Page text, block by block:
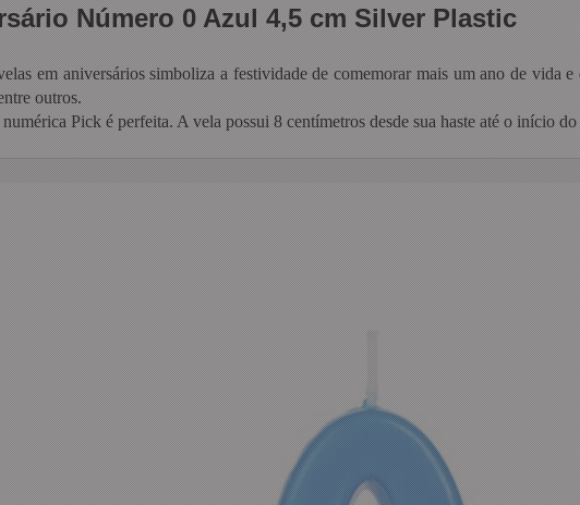
Número 0 Azul 4,5 cm Silver Plastic
em aniversários simboliza a festividade de comemorar mais um ano de vida
outros.
Pick é perfeita. A vela possui 8 centímetros desde sua haste até o início